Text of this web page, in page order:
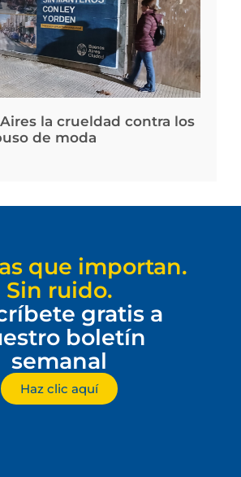
la crueldad contra los
de moda
que importan.
Sin ruido.
gratis a
boletín
semanal
Haz clic aquí